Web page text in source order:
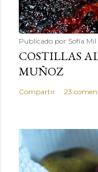
Publicado por Sofía
COSTILLAS
MUÑOZ
Compartir 23